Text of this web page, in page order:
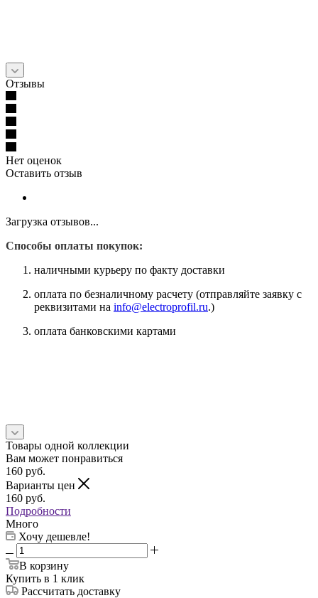
Отзывы
Нет оценок
Оставить отзыв
Загрузка отзывов...
Способы оплаты покупок:
наличными курьеру по факту доставки
оплата по безналичному расчету (отправляйте заявку с
реквизитами на info@electroprofil.ru.)
оплата банковскими картами
Товары одной коллекции
Вам может понравиться
160 руб.
Варианты цен
160 руб.
Подробности
Много
Хочу дешевле!
В корзину
Купить в 1 клик
Рассчитать доставку